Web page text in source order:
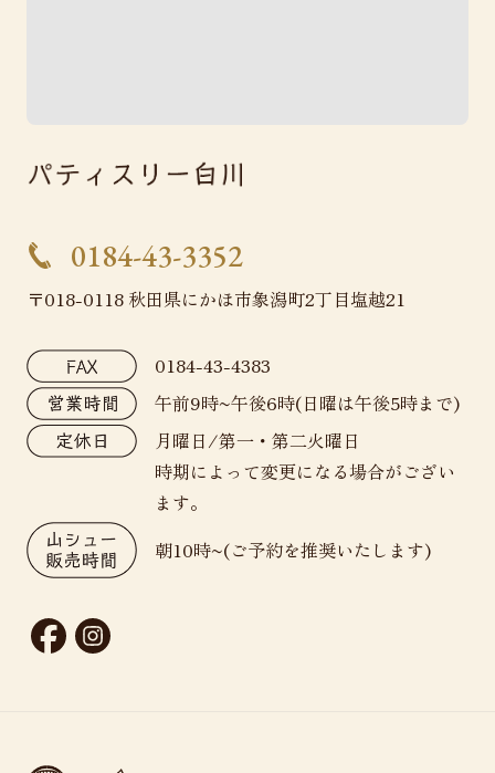
0184-43-3352
〒018-0118 秋田県にかほ市象潟町2丁目塩越21
0184-43-4383
午前9時~午後6時(日曜は午後5時まで)
月曜日/第一・第二火曜日
時期によって変更になる場合がござい
ます。
朝10時~(ご予約を推奨いたします)